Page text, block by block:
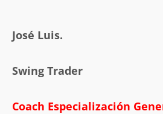
José Luis.
Swing Trader
Coach Especialización